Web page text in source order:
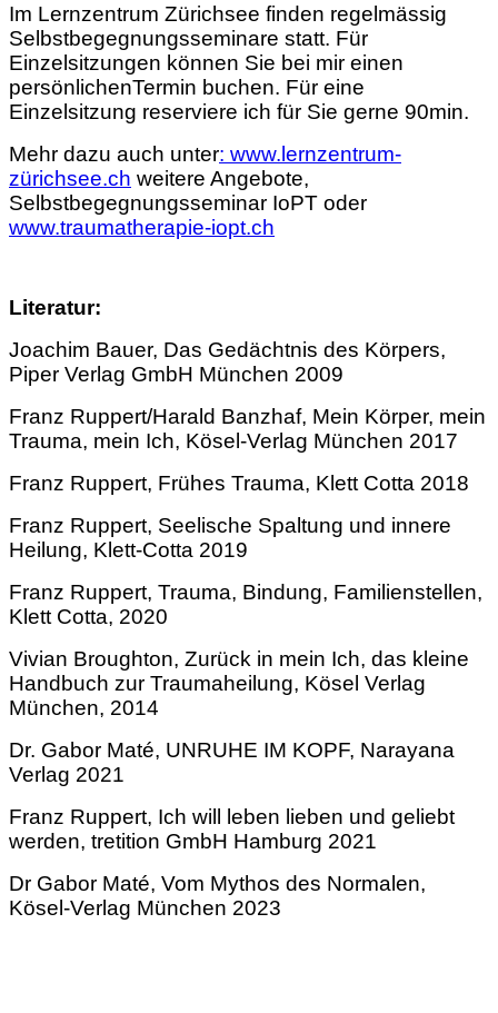
Im Lernzentrum Zürichsee finden regelmässig
Selbstbegegnungsseminare statt. Für
Einzelsitzungen können Sie bei mir einen
persönlichenTermin buchen. Für eine
Einzelsitzung reserviere ich für Sie gerne 90min.
Mehr dazu auch unter: www.lernzentrum-
zürichsee.ch weitere Angebote,
Selbstbegegnungsseminar IoPT oder
www.traumatherapie-iopt.ch
Literatur:
Joachim Bauer, Das Gedächtnis des Körpers,
Piper Verlag GmbH München 2009
Franz Ruppert/Harald Banzhaf, Mein Körper, mein
Trauma, mein Ich, Kösel-Verlag München 2017
Franz Ruppert, Frühes Trauma, Klett Cotta 2018
Franz Ruppert, Seelische Spaltung und innere
Heilung, Klett-Cotta 2019
Franz Ruppert, Trauma, Bindung, Familienstellen,
Klett Cotta, 2020
Vivian Broughton, Zurück in mein Ich, das kleine
Handbuch zur Traumaheilung, Kösel Verlag
München, 2014
Dr. Gabor Maté, UNRUHE IM KOPF, Narayana
Verlag 2021
Franz Ruppert, Ich will leben lieben und geliebt
werden, tretition GmbH Hamburg 2021
Dr Gabor Maté, Vom Mythos des Normalen,
Kösel-Verlag München 2023